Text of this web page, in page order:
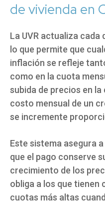
de vivienda en
La UVR actualiza cada
lo que permite que
inflación se refleje
como en la cuota
subida de precios en la
costo mensual de un
se incremente
Este sistema asegura
que el pago conserve
crecimiento de los
obliga a los que tienen
cuotas más altas